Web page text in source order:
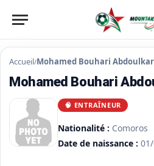
Accueil/Mohamed Bouhari
Mohamed Bouhari
🧠 ENTRAÎNEUR
Nationalité : Comoros
Date de naissance :